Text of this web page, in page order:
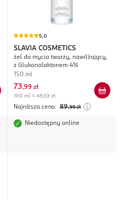
5,0
SLAVIA COSMETICS
żel do mycia twarzy, nawilżający,
z Glukonolaktonem 4%
150 ml
73,99 zł
100 ml = 49,33 zł
Najniższa cena: 89,99 zł
Niedostępny online